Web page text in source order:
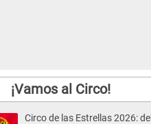
¡Vamos al Circo!
Circo de las Estrellas 2026: del